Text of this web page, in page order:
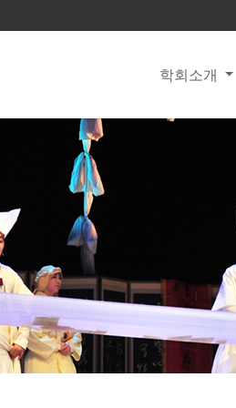
학회소개